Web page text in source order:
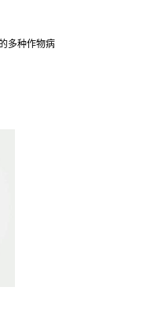
多种作物病